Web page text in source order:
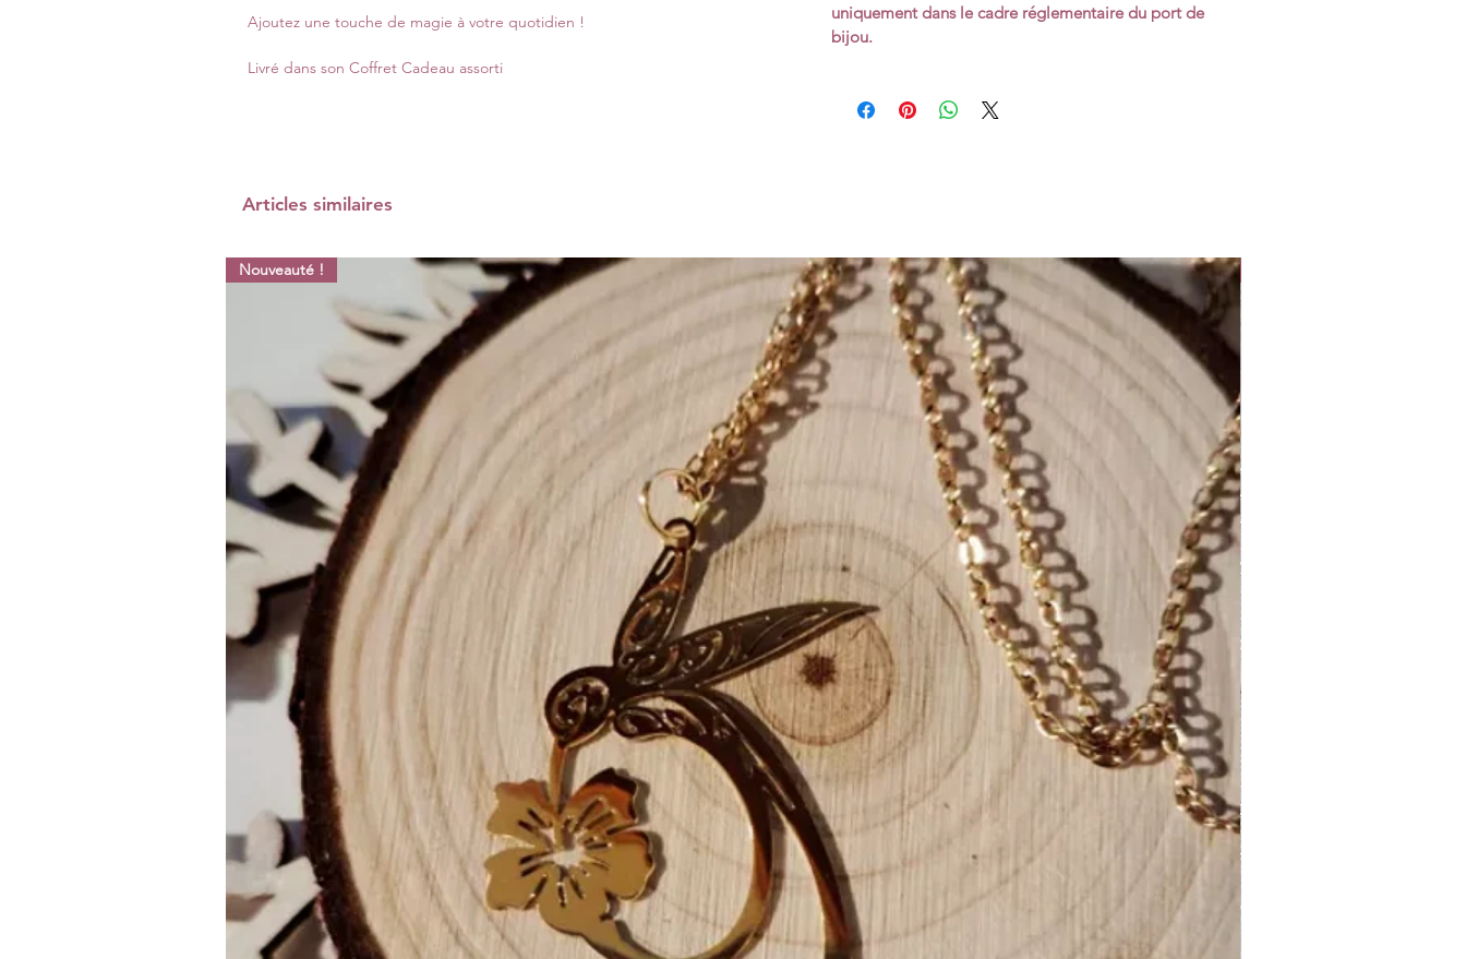
Ajoutez une touche de magie à votre quotidien !
Livré dans son Coffret Cadeau assorti
uniquement dans le cadre réglementaire du port de
bijou.
Articles similaires
Nouveauté !